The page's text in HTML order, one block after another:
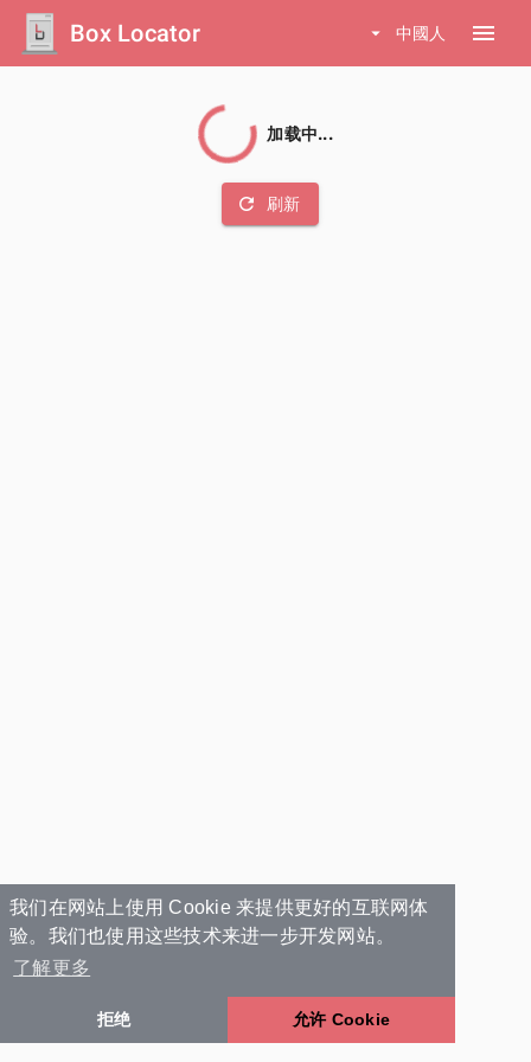
我们在网站上使用 Cookie 来提供更好的互联网体
验。我们也使用这些技术来进一步开发网站。
了解更多
拒绝 允许 Cookie
Box Locator arrow_drop_down 中國人 menu
加载中...
refresh 刷新